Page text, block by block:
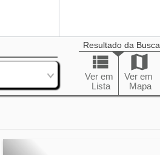
Resultado da Busca
Ver em
Lista
Ver em
Mapa